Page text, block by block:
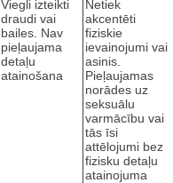
Viegli izteikti
draudi vai
bailes. Nav
pieļaujama
detaļu
atainošana
Netiek
akcentēti
fiziskie
ievainojumi vai
asinis.
Pieļaujamas
norādes uz
seksuālu
varmācību vai
tās īsi
attēlojumi bez
fizisku detaļu
atainojuma